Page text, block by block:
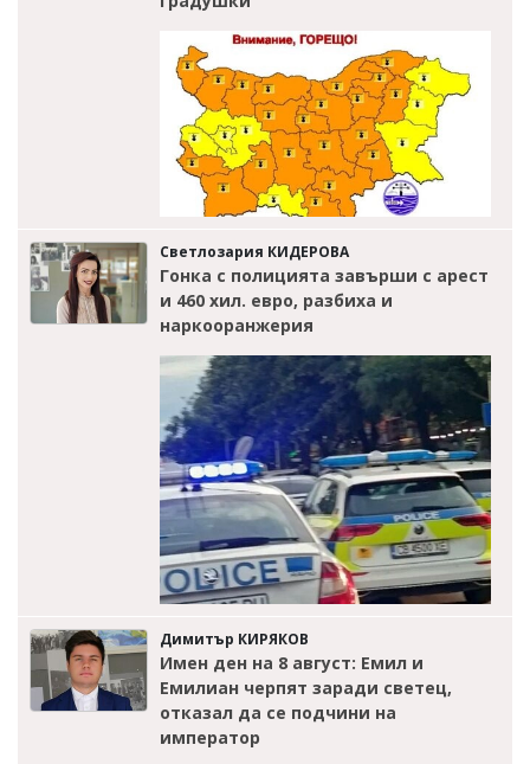
Светлозария КИДЕРОВА
Гонка с полицията завърши с арест
и 460 хил. евро, разбиха и
наркооранжерия
Димитър КИРЯКОВ
Имен ден на 8 август: Емил и
Емилиан черпят заради светец,
отказал да се подчини на
император